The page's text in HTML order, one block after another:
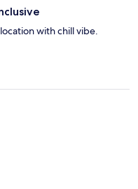
with chill vibe.